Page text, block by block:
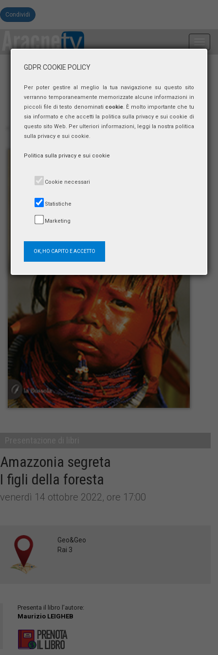
Condividi
Amazzonia segreta
I figli della foresta
venerdì 14 ottobre 2022, ore 17:00
Geo&Geo
Rai 3
Presenta il libro l’autore:
Maurizio LEIGHEB
GDPR COOKIE POLICY
Per poter gestire al meglio la tua navigazione su questo sito
verranno temporaneamente memorizzate alcune informazioni in
piccoli file di testo denominati cookie. È molto importante che tu
sia informato e che accetti la politica sulla privacy e sui cookie di
questo sito Web. Per ulteriori informazioni, leggi la nostra politica
sulla privacy e sui cookie.
Politica sulla privacy e sui cookie
Cookie necessari
Statistiche
Marketing
OK, HO CAPITO E ACCETTO